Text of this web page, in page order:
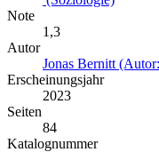
Note
1,3
Autor
Jonas Bernitt
Erscheinungsjahr
2023
Seiten
84
Katalognummer